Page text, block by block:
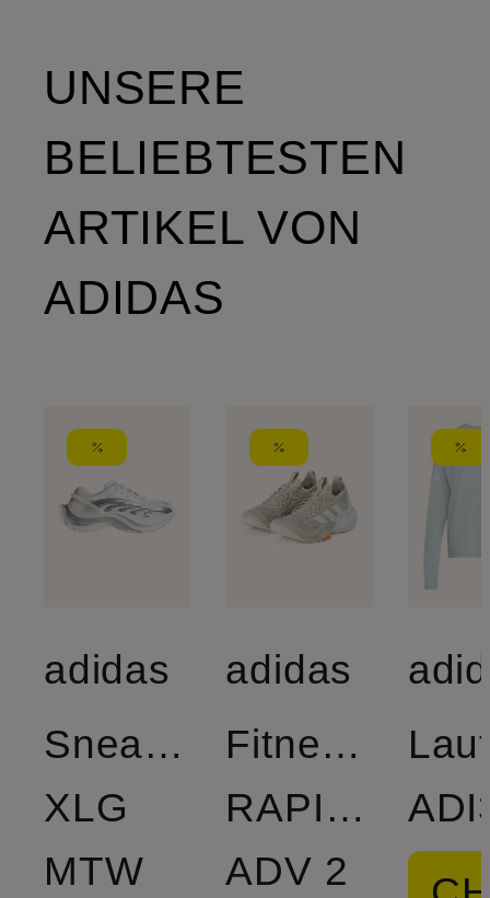
UNSERE
BELIEBTESTEN
ARTIKEL VON
ADIDAS
adidas
Sneaker
XLG
MTW
adidas
RAPIDMOVE
ADV 2